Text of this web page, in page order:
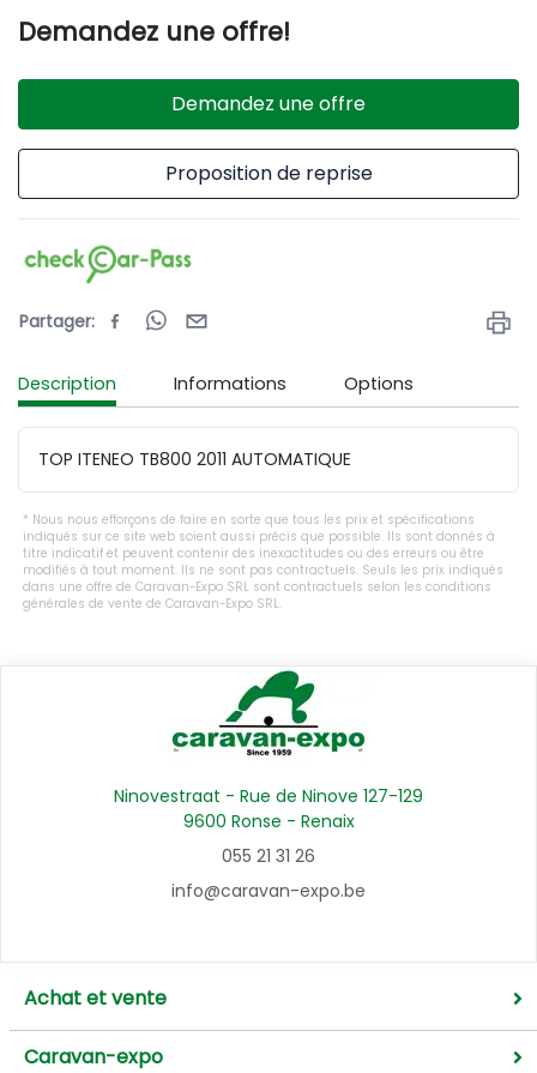
Demandez une offre!
Demandez une offre
Proposition de reprise
Partager:
Description Informations Options
TOP ITENEO TB800 2011 AUTOMATIQUE
Nous nous efforçons de faire en sorte que tous les prix et spécifications
indiqués sur ce site web soient aussi précis que possible. Ils sont donnés à
titre indicatif et peuvent contenir des inexactitudes ou des erreurs ou être
modifiés à tout moment. Ils ne sont pas contractuels. Seuls les prix indiqués
dans une offre de Caravan-Expo SRL sont contractuels selon les conditions
générales de vente de Caravan-Expo SRL.
Ninovestraat - Rue de Ninove 127-129
9600 Ronse - Renaix
055 21 31 26
info@caravan-expo.be
Achat et vente
Caravan-expo